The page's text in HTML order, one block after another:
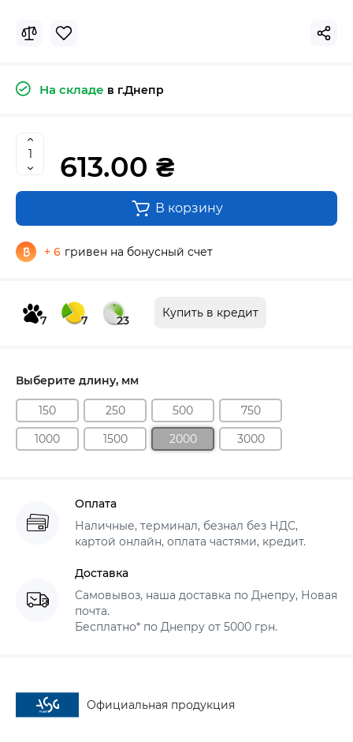
На складе в г.Днепр
613.00 ₴
В корзину
+ 6 гривен на бонусный счет
7 7 23
Купить в кредит
Выберите длину, мм
150 250 500
750
1000
1500 2000 3000
Оплата
Наличные, терминал, безнал без НДС,
картой онлайн, оплата частями, кредит.
Доставка
Самовывоз, наша доставка по Днепру, Новая
почта.
Бесплатно* по Днепру от 5000 грн.
Официальная продукция